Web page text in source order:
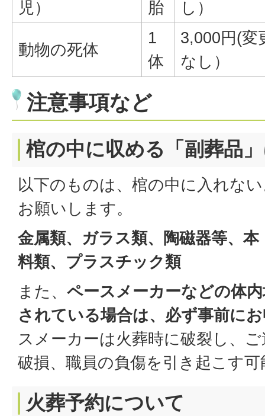
児） 胎 し）
動物の死体
1
体
3,000円(変
なし）
注意事項など
棺の中に収める「副葬品
以下のものは、棺の中に入れな
お願いします。
金属類、ガラス類、陶磁器等、
料類、プラスチック類
また、 ペースメーカーなどの体
されている場合は、必ず事前に
スメーカーは火葬時に破裂し、
破損、職員の負傷を引き起こす
火葬予約について